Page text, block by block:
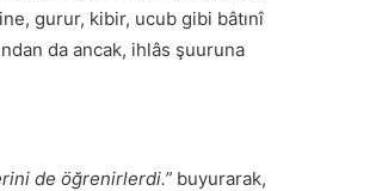
gurur, kibir, ucub gibi bâtınî
da ancak, ihlâs şuuruna
de öğrenirlerdi.” buyurarak,